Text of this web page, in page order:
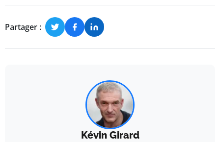
Partager :
Kévin Girard